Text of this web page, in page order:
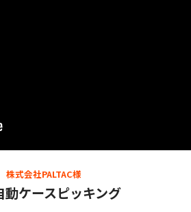
株式会社PALTAC様
動ケースピッキング